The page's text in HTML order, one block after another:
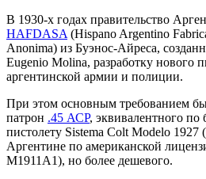
В 1930-х годах правительство
HAFDASA (Hispano Argentino
Anonima) из Буэнос-Айреса,
Eugenio Molina, разработку нового
аргентинской армии и полиции.
При этом основным требованием
патрон .45 АСР, эквивалентного по
пистолету Sistema Colt Modelo
Аргентине по американской
M1911A1), но более дешевого.